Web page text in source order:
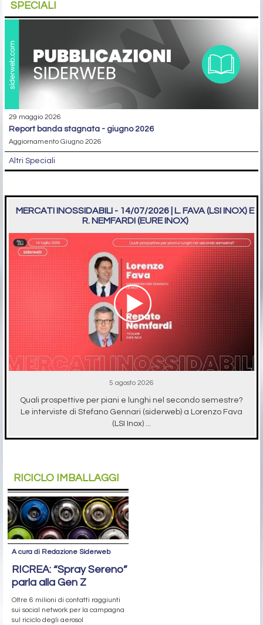
SPECIALI
29 maggio 2026
report banda stagnata - giugno 2026
Aggiornamento Giugno 2026
Altri Speciali
MERCATI INOSSIDABILI - 14/07/2026 | L. FAVA (LSI INOX) E
R. NEMFARDI (EURE INOX)
5 agosto 2026
Quali prospettive per piani e lunghi nel secondo semestre?
Le interviste di Stefano Gennari (siderweb) a Lorenzo Fava
(LSI Inox) ...
RICICLO IMBALLAGGI
A cura di Redazione Siderweb
RICREA: “Spray Sereno”
parla alla Gen Z
Oltre 6 milioni di contatti raggiunti
sui social network per la campagna
sul riciclo degli aerosol